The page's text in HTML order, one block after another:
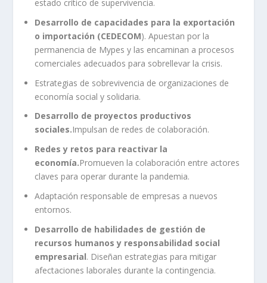
estado crítico de supervivencia.
Desarrollo de capacidades para la exportación
o importación (CEDECOM). Apuestan por la
permanencia de Mypes y las encaminan a procesos
comerciales adecuados para sobrellevar la crisis.
Estrategias de sobrevivencia de organizaciones de
economía social y solidaria.
Desarrollo de proyectos productivos
sociales.Impulsan de redes de colaboración.
Redes y retos para reactivar la
economía.Promueven la colaboración entre actores
claves para operar durante la pandemia.
Adaptación responsable de empresas a nuevos
entornos.
Desarrollo de habilidades de gestión de
recursos humanos y responsabilidad social
empresarial. Diseñan estrategias para mitigar
afectaciones laborales durante la contingencia.